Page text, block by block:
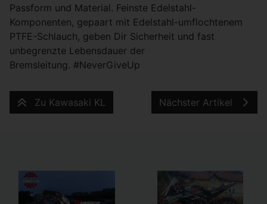
Passform und Material. Feinste Edelstahl-
Komponenten, gepaart mit Edelstahl-umflochtenem
PTFE-Schlauch, geben Dir Sicherheit und fast
unbegrenzte Lebensdauer der
Bremsleitung. #NeverGiveUp
Zu Kawasaki KL Nächster Artikel